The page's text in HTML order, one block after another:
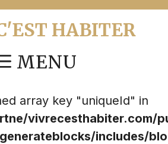
HABITER
MENU
array key "uniqueId" in
vivrecesthabiter.com/
includes/